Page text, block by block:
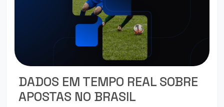
DADOS EM TEMPO REAL SOBRE
APOSTAS NO BRASIL